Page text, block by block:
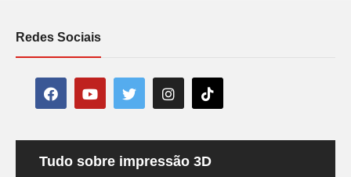
Redes Sociais
Tudo sobre impressão 3D